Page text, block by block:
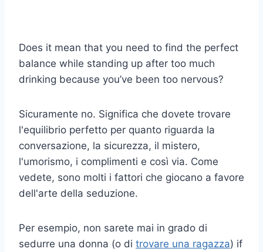
Does it mean that you need to find the perfect
balance while standing up after too much
drinking because you’ve been too nervous?
Sicuramente no. Significa che dovete trovare
l'equilibrio perfetto per quanto riguarda la
conversazione, la sicurezza, il mistero,
l'umorismo, i complimenti e così via. Come
vedete, sono molti i fattori che giocano a favore
dell'arte della seduzione.
Per esempio, non sarete mai in grado di
sedurre una donna (o di trovare una ragazza) if